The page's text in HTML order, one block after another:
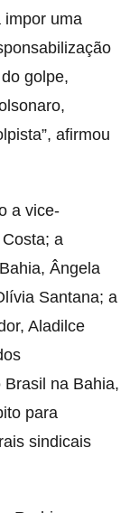
impor uma
golpe,
afirmou
a vice-
a
Ângela
Santana; a
Aladilce
na Bahia,
para
sindicais